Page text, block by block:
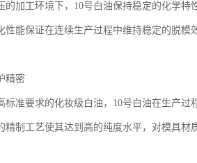
的加工环境下，10号白油保持稳定的化学特
性能保证在连续生产过程中维持稳定的脱模
精密
标准要求的化妆级白油，10号白油在生产过
精制工艺使其达到高的纯度水平，对模具材